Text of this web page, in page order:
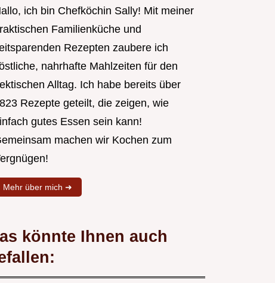
ich bin Chefköchin Sally! Mit meiner
Familienküche und
Rezepten zaubere ich
nahrhafte Mahlzeiten für den
Alltag. Ich habe bereits über
Rezepte geteilt, die zeigen, wie
gutes Essen sein kann!
machen wir Kochen zum
Mehr über mich ➜
könnte Ihnen auch